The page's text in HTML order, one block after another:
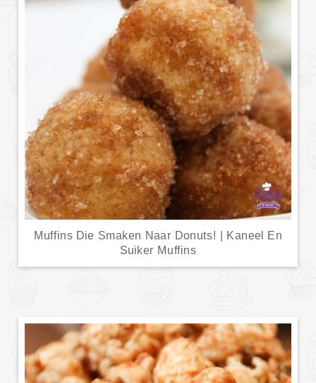
Muffins Die Smaken Naar Donuts! | Kaneel En
Suiker Muffins